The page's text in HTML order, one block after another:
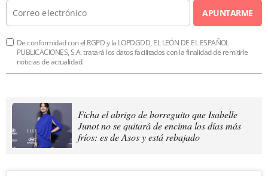
APUNTARME
De conformidad con el RGPD y la LOPDGDD, EL LEÓN DE EL ESPAÑOL
PUBLICACIONES, S.A. tratará los datos facilitados con la finalidad de remitirle
noticias de actualidad.
Ficha el abrigo de borreguito que Isabelle
Junot no se quitará de encima los días más
fríos: es de Asos y está rebajado